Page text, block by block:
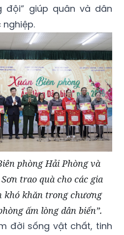
đội” giúp quân và dân
phòng Hải Phòng và
trao quà cho các gia
khó khăn trong chương
ấm lòng dân biển”.
đời sống vật chất, tinh